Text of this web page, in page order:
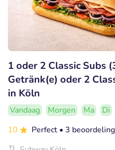
1 oder 2 Classic Subs
Getränk(e) oder 2
in Köln
Vandaag Morgen Ma Di
10
Perfect • 3